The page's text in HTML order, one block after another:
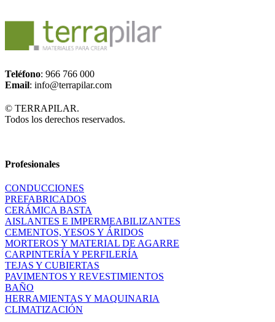
Teléfono: 966 766 000
Email: info@terrapilar.com
© TERRAPILAR.
Todos los derechos reservados.
Profesionales
CONDUCCIONES
PREFABRICADOS
CERÁMICA BASTA
AISLANTES E IMPERMEABILIZANTES
CEMENTOS, YESOS Y ÁRIDOS
MORTEROS Y MATERIAL DE AGARRE
CARPINTERÍA Y PERFILERÍA
TEJAS Y CUBIERTAS
PAVIMENTOS Y REVESTIMIENTOS
BAÑO
HERRAMIENTAS Y MAQUINARIA
CLIMATIZACIÓN